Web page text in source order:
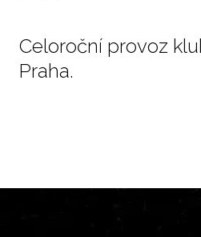
Celoroční provoz
Praha.